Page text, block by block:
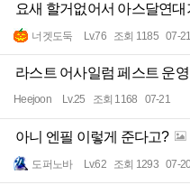
요새 할거없어서 아스달연대
너겟도둑 Lv.76 조회 1185 07-21
라스트 어사일럼 페스트 운
Heejoon Lv.25 조회 1168 07-21
아니 엔필 이렇게 준다고?
도퍼노바 Lv.62 조회 1293 07-